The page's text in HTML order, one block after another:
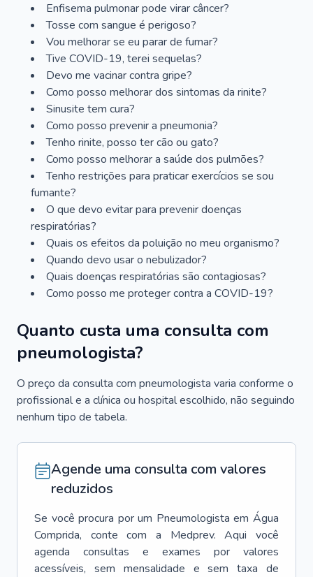
Enfisema pulmonar pode virar câncer?
Tosse com sangue é perigoso?
Vou melhorar se eu parar de fumar?
Tive COVID-19, terei sequelas?
Devo me vacinar contra gripe?
Como posso melhorar dos sintomas da rinite?
Sinusite tem cura?
Como posso prevenir a pneumonia?
Tenho rinite, posso ter cão ou gato?
Como posso melhorar a saúde dos pulmões?
Tenho restrições para praticar exercícios se sou
fumante?
O que devo evitar para prevenir doenças
respiratórias?
Quais os efeitos da poluição no meu organismo?
Quando devo usar o nebulizador?
Quais doenças respiratórias são contagiosas?
Como posso me proteger contra a COVID-19?
Quanto custa uma consulta com
pneumologista?
O preço da consulta com pneumologista varia conforme o
profissional e a clínica ou hospital escolhido, não seguindo
nenhum tipo de tabela.
Agende uma consulta com valores
reduzidos
Se você procura por um Pneumologista em Água
Comprida, conte com a Medprev. Aqui você
agenda consultas e exames por valores
acessíveis, sem mensalidade e sem taxa de